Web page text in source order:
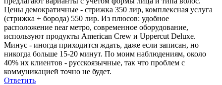
Цены демократичные - стрижка 350 лир, комплексная услуга
(стрижка + борода) 550 лир. Из плюсов: удобное
расположение near метро, современное оборудование,
используют продукты American Crew и Uppercut Deluxe.
Минус - иногда приходится ждать, даже если записан, но
никогда больше 15-20 минут. По моим наблюдениям, около
40% их клиентов - русскоязычные, так что проблем с
коммуникацией точно не будет.
Ответить